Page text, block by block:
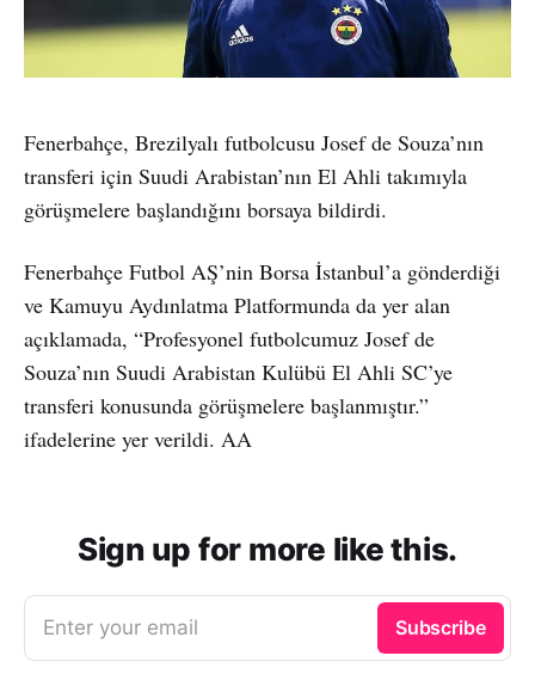
Fenerbahçe, Brezilyalı futbolcusu Josef de Souza’nın
transferi için Suudi Arabistan’nın El Ahli takımıyla
görüşmelere başlandığını borsaya bildirdi.
Fenerbahçe Futbol AŞ’nin Borsa İstanbul’a gönderdiği
ve Kamuyu Aydınlatma Platformunda da yer alan
açıklamada, “Profesyonel futbolcumuz Josef de
Souza’nın Suudi Arabistan Kulübü El Ahli SC’ye
transferi konusunda görüşmelere başlanmıştır.”
ifadelerine yer verildi. AA
Sign up for more like this.
Enter your email Subscribe